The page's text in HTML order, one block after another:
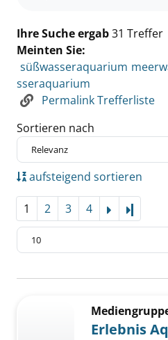
Ihre Suche ergab31 Treffer
Meinten Sie:
süßwasseraquarium
sseraquarium
Permalink Trefferliste
Sortieren nach
aufsteigend sortieren
1 2 3 4
Zu den Suchfiltern springen
Erlebnis